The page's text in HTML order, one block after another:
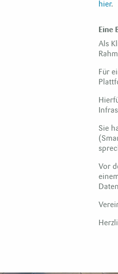
hier.
Eine
Als
Für
Sie
Vor